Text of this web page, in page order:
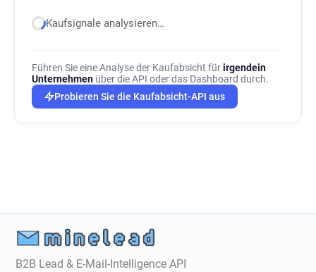
Kaufsignale analysieren…
Führen Sie eine Analyse der Kaufabsicht fürirgendein
Unternehmen über die API oder das Dashboard durch.
Probieren Sie die Kaufabsicht-API aus
B2B Lead & E-Mail-Intelligence API